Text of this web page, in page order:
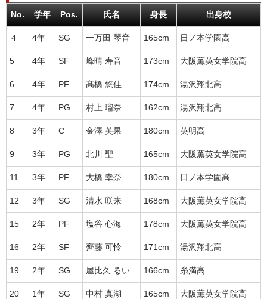
No. 学年 Pos. 氏名 身長 出身校
４ 4年 SG 一万田 琴音 165cm 日ノ本学園高
5 4年 SF 峰晴 寿音 173cm 大阪薫英女学院高
6 4年 PF 髙橋 悠佳 174cm 湯沢翔北高
7 4年 PG 村上 瑠奈 162cm 湯沢翔北高
8 3年 C 金澤 英果 180cm 英明高
9 3年 PG 北川 聖 165cm 大阪薫英女学院高
11 3年 PF 大橋 幸奈 180cm 日ノ本学園高
12 3年 SG 清水 咲来 168cm 大阪薫英女学院高
15 2年 PF 塩谷 心海 178cm 大阪薫英女学院高
16 2年 SF 齊藤 可怜 171cm 湯沢翔北高
19 2年 SG 屋比久 るい 166cm 糸満高
20 1年 SG 中村 真湖 165cm 大阪薫英女学院高